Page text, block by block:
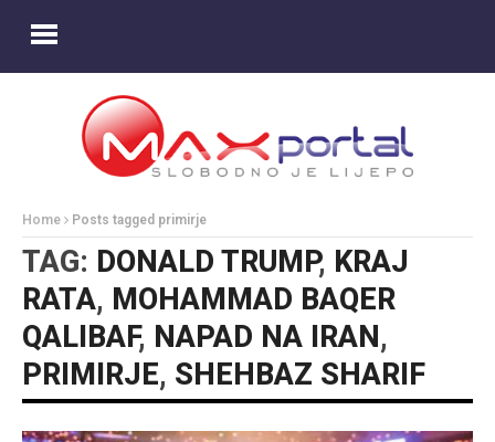
Home Posts tagged primirje
TAG: DONALD TRUMP, KRAJ
RATA, MOHAMMAD BAQER
QALIBAF, NAPAD NA IRAN ,
PRIMIRJE, SHEHBAZ SHARIF